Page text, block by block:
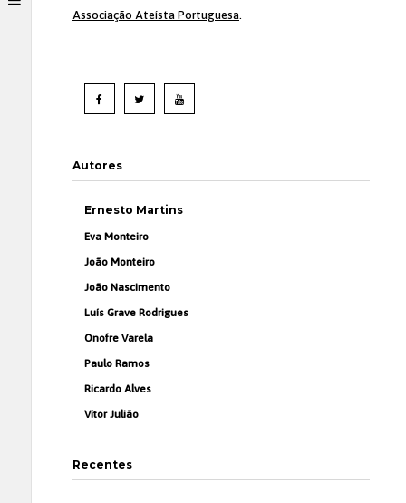
Associação Ateísta Portuguesa.
Autores
Ernesto Martins
Eva Monteiro
João Monteiro
João Nascimento
Luís Grave Rodrigues
Onofre Varela
Paulo Ramos
Ricardo Alves
Vítor Julião
Recentes